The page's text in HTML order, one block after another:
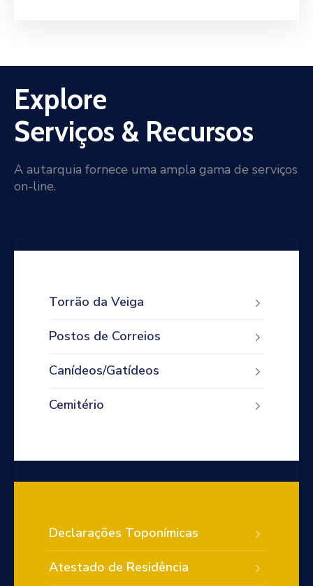
Explore
Serviços & Recursos
A autarquia fornece uma ampla gama de serviços
on-line.
Torrão da Veiga
Postos de Correios
Canídeos/Gatídeos
Cemitério
Declarações Toponímicas
Atestado de Residência